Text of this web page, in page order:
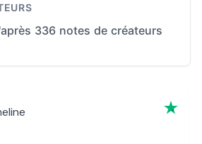
336 notes de créateurs